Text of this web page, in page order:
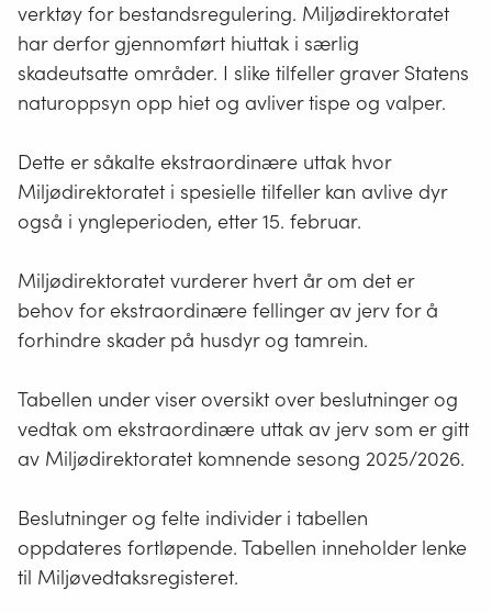
verktøy for bestandsregulering. Miljødirektoratet
har derfor gjennomført hiuttak i særlig
skadeutsatte områder. I slike tilfeller graver Statens
naturoppsyn opp hiet og avliver tispe og valper.
Dette er såkalte ekstraordinære uttak hvor
Miljødirektoratet i spesielle tilfeller kan avlive dyr
også i yngleperioden, etter 15. februar.
Miljødirektoratet vurderer hvert år om det er
behov for ekstraordinære fellinger av jerv for å
forhindre skader på husdyr og tamrein.
Tabellen under viser oversikt over beslutninger og
vedtak om ekstraordinære uttak av jerv som er gitt
av Miljødirektoratet komnende sesong 2025/2026.
Beslutninger og felte individer i tabellen
oppdateres fortløpende. Tabellen inneholder lenke
til Miljøvedtaksregisteret.